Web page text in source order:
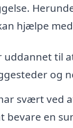
hjælpe
uddannet til
og
svært ved
en